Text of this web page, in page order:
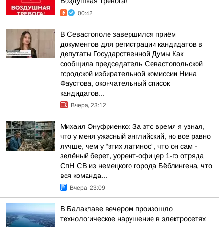
00:42
В Севастополе завершился приём
документов для регистрации кандидатов в
депутаты Государственной Думы Как
сообщила председатель Севастопольской
городской избирательной комиссии Нина
Фаустова, окончательный список
кандидатов...
Вчера, 23:12
Михаил Онуфриенко: За это время я узнал,
что у меня ужасный английский, но все равно
лучше, чем у “этих латинос”, что он сам -
зелёный берет, уорент-офицер 1-го отряда
СпН СВ из немецкого города Бёблингена, что
вся команда...
Вчера, 23:09
В Балаклаве вечером произошло
технологическое нарушение в электросетях